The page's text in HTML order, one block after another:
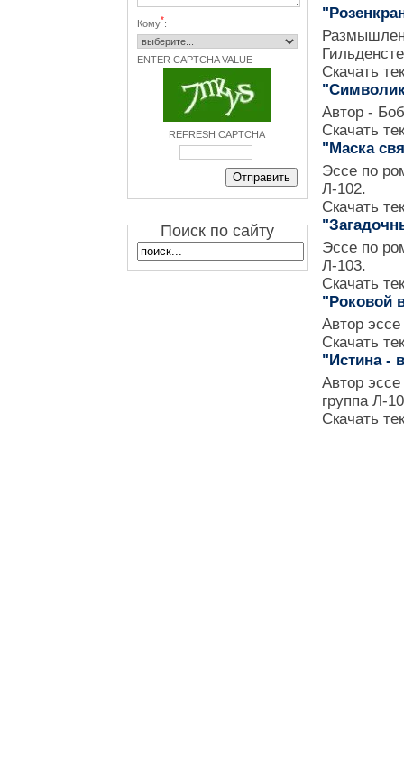
Кому*:
ENTER CAPTCHA VALUE
REFRESH CAPTCHA
Поиск по сайту
Скачать
Автор -
Скачать
"Маска
Эссе по
Л-102.
Скачать
Эссе по
Л-103.
Скачать
"Роковой
Автор
Скачать
"Истина -
Автор
группа Л-
Скачать